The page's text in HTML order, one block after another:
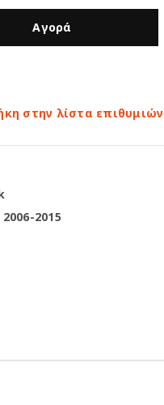
Αγορά
στην λίστα επιθυμιών
2006-2015